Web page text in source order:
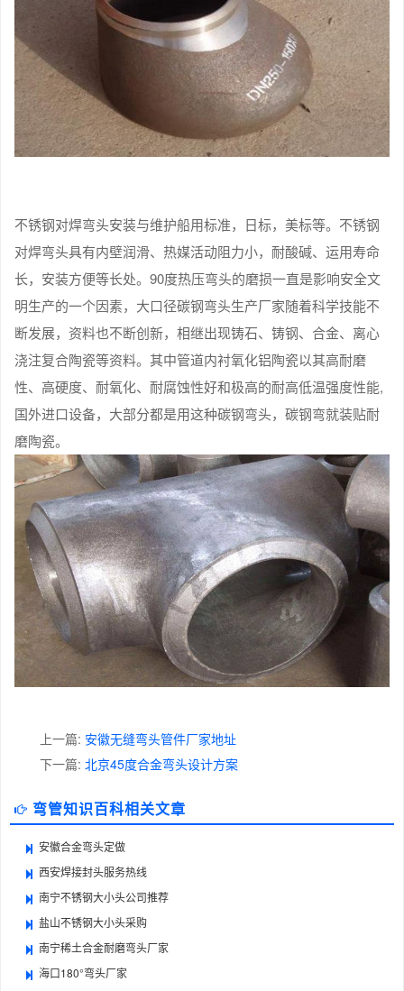
不锈钢对焊弯头安装与维护船用标准，日标，美标等。不锈钢
对焊弯头具有内壁润滑、热媒活动阻力小，耐酸碱、运用寿命
长，安装方便等长处。90度热压弯头的磨损一直是影响安全文
明生产的一个因素，大口径碳钢弯头生产厂家随着科学技能不
断发展，资料也不断创新，相继出现铸石、铸钢、合金、离心
浇注复合陶瓷等资料。其中管道内衬氧化铝陶瓷以其高耐磨
性、高硬度、耐氧化、耐腐蚀性好和极高的耐高低温强度性能,
国外进口设备，大部分都是用这种碳钢弯头，碳钢弯就装贴耐
磨陶瓷。
上一篇: 安徽无缝弯头管件厂家地址
下一篇: 北京45度合金弯头设计方案
弯管知识百科相关文章
安徽合金弯头定做
西安焊接封头服务热线
南宁不锈钢大小头公司推荐
盐山不锈钢大小头采购
南宁稀土合金耐磨弯头厂家
海口180°弯头厂家